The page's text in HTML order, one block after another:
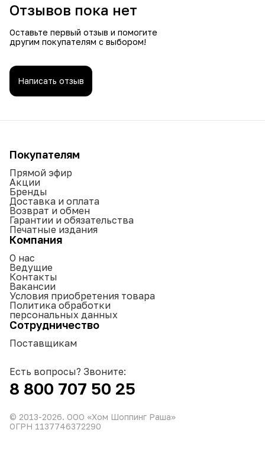
Отзывов пока нет
Оставьте первый отзыв и помогите
другим покупателям с выбором!
Написать отзыв
Покупателям
Прямой эфир
Акции
Бренды
Доставка и оплата
Возврат и обмен
Гарантии и обязательства
Печатные издания
Компания
О нас
Ведущие
Контакты
Вакансии
Условия приобретения товара
Политика обработки
персональных данных
Сотрудничество
Поставщикам
Есть вопросы? Звоните:
8 800 707 50 25
© 2013-2026. ООО «Хом Шоппинг Раша»
ОГРН 1137746372290